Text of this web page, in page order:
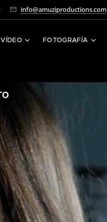
info@amuziproductions.com
VÍDEO FOTOGRAFÍA